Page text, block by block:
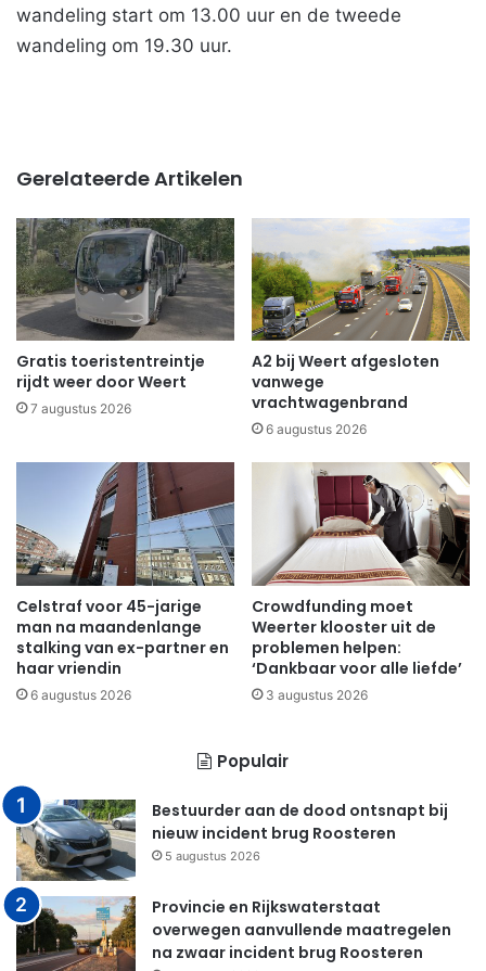
wandeling start om 13.00 uur en de tweede
wandeling om 19.30 uur.
Gerelateerde Artikelen
Gratis toeristentreintje
rijdt weer door Weert
7 augustus 2026
A2 bij Weert afgesloten
vanwege
vrachtwagenbrand
6 augustus 2026
Celstraf voor 45-jarige
man na maandenlange
stalking van ex-partner en
haar vriendin
6 augustus 2026
Crowdfunding moet
Weerter klooster uit de
problemen helpen:
‘Dankbaar voor alle liefde’
3 augustus 2026
Populair
Bestuurder aan de dood ontsnapt bij
nieuw incident brug Roosteren
5 augustus 2026
Provincie en Rijkswaterstaat
overwegen aanvullende maatregelen
na zwaar incident brug Roosteren